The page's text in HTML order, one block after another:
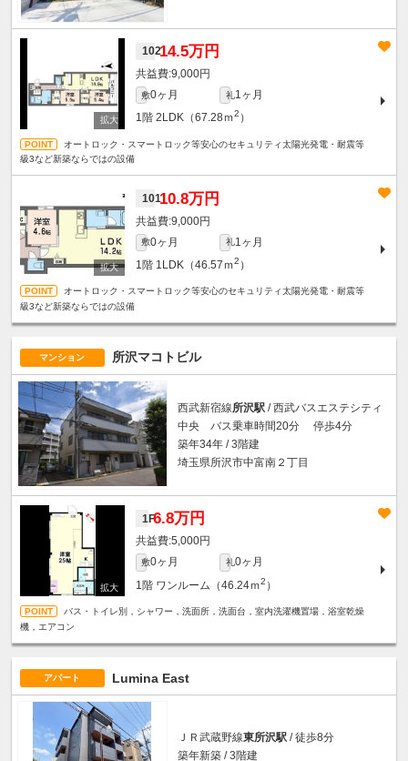
10214.5万円
9,000円
敷0ヶ月 礼1ヶ月
1階 2LDK（67.28ｍ2 ）
オートロック・スマートロック等安心のセキュリティ太陽光発電・耐震等
級3など新築ならではの設備
10110.8万円
9,000円
敷0ヶ月 礼1ヶ月
1階 1LDK（46.57ｍ2 ）
オートロック・スマートロック等安心のセキュリティ太陽光発電・耐震等
級3など新築ならではの設備
マンション 所沢マコトビル
西武新宿線所沢駅 / 西武バスエステシティ
中央 バス乗車時間20分 停歩4分
築年34年 / 3階建
埼玉県所沢市中富南２丁目
1F6.8万円
5,000円
敷0ヶ月 礼0ヶ月
1階 ワンルーム（46.24ｍ2 ）
バス・トイレ別，シャワー，洗面所，洗面台，室内洗濯機置場，浴室乾燥
機，エアコン
アパート Lumina East
ＪＲ武蔵野線東所沢駅 / 徒歩8分
築年新築 / 3階建